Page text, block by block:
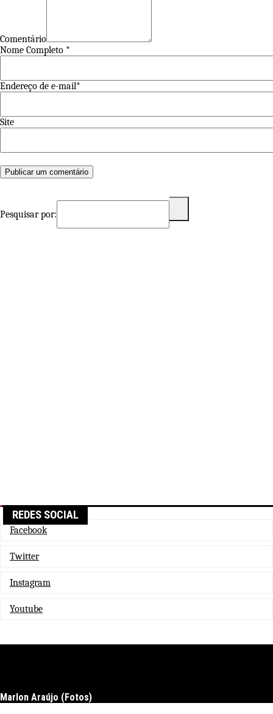
Comentário
Nome Completo *
Endereço de e-mail*
Site
Pesquisar por:
REDES SOCIAL
Facebook
Twitter
Instagram
Youtube
Marlon Araújo (Fotos)